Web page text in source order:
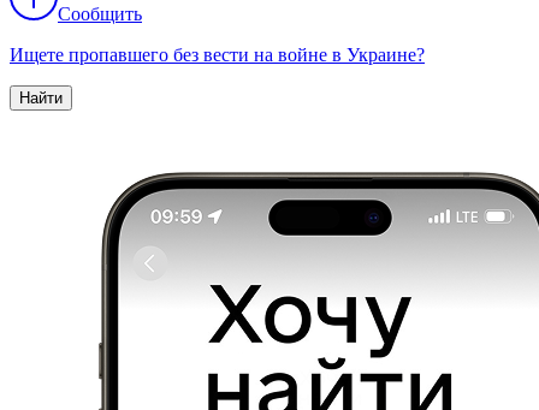
Сообщить
Ищете пропавшего без вести на войне в Украине?
Найти